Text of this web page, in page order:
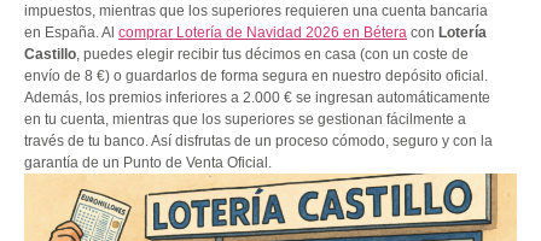
impuestos, mientras que los superiores requieren una cuenta bancaria
en España. Al comprar Lotería de Navidad 2026 en Bétera con Lotería
Castillo, puedes elegir recibir tus décimos en casa (con un coste de
envío de 8 €) o guardarlos de forma segura en nuestro depósito oficial.
Además, los premios inferiores a 2.000 € se ingresan automáticamente
en tu cuenta, mientras que los superiores se gestionan fácilmente a
través de tu banco. Así disfrutas de un proceso cómodo, seguro y con la
garantía de un Punto de Venta Oficial.